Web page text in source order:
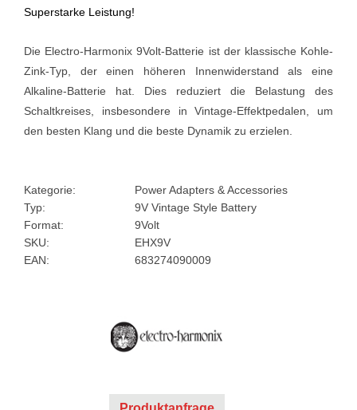
Superstarke Leistung!
Die Electro-Harmonix 9Volt-Batterie ist der klassische Kohle-
Zink-Typ, der einen höheren Innenwiderstand als eine
Alkaline-Batterie hat. Dies reduziert die Belastung des
Schaltkreises, insbesondere in Vintage-Effektpedalen, um
den besten Klang und die beste Dynamik zu erzielen.
Kategorie:
Power Adapters & Accessories
Typ:
9V Vintage Style Battery
Format:
9Volt
SKU:
EHX9V
EAN:
683274090009